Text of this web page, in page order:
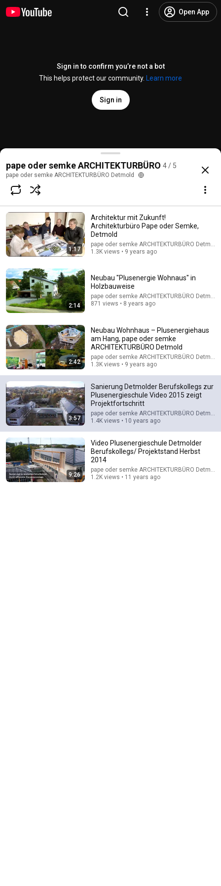
Open App
Sign in to confirm you’re not a bot
This helps protect our community.
Learn more
Sign in
Sanierung Detmolder Berufskollegs zur
@PapeodersemkeDetmold 1.4K views 10 years ago
Subscribe
Comments
Comment...
Bill Maher Says There’s No Proof for God... Then THIS
Happens
Jaiden Forrest • 2M views
pape oder semke ARCHITEKTURBÜRO 4 / 5
pape oder semke ARCHITEKTURBÜRO Detmold
1:17
Architektur mit Zukunft!
Architekturbüro Pape oder Semke,
Detmold
pape oder semke ARCHITEKTURBÜRO Detmold
1.3K views • 9 years ago
2:14
Neubau "Plusenergie Wohnaus" in
Holzbauweise
pape oder semke ARCHITEKTURBÜRO Detmold
871 views • 8 years ago
2:42
Neubau Wohnhaus – Plusenergiehaus
am Hang, pape oder semke
ARCHITEKTURBÜRO Detmold
pape oder semke ARCHITEKTURBÜRO Detmold
1.3K views • 9 years ago
3:57
Sanierung Detmolder Berufskollegs zur
Plusenergieschule Video 2015 zeigt
Projektfortschritt
pape oder semke ARCHITEKTURBÜRO Detmold
1.4K views • 10 years ago
9:26
Video Plusenergieschule Detmolder
Berufskollegs/ Projektstand Herbst
2014
pape oder semke ARCHITEKTURBÜRO Detmold
1.2K views • 11 years ago